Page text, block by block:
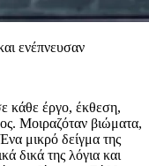
ενέπνευσαν
κάθε έργο, έκθεση,
Μοιραζόταν βιώματα,
μικρό δείγμα της
δικά της λόγια και